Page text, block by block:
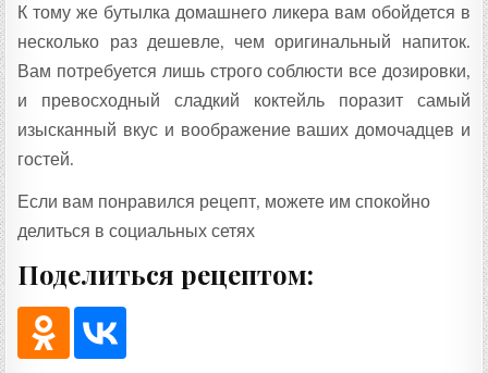
К тому же бутылка домашнего ликера вам обойдется в
несколько раз дешевле, чем оригинальный напиток.
Вам потребуется лишь строго соблюсти все дозировки,
и превосходный сладкий коктейль поразит самый
изысканный вкус и воображение ваших домочадцев и
гостей.
Если вам понравился рецепт, можете им спокойно
делиться в социальных сетях
Поделиться рецептом: